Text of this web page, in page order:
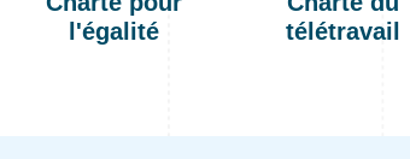
l'égalité
télétravail